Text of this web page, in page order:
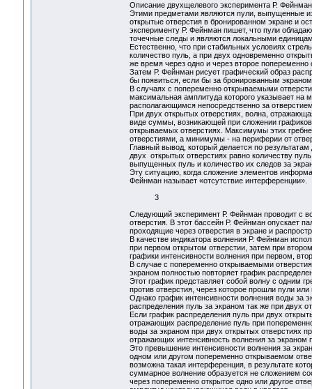
Описание двухщелевого эксперимента Р.
Этими предметами являются пули, выпущенные
открытые отверстия в бронированном экране и
эксперименту Р. Фейнман пишет, что пули
точечные следы и являются локальными
Естественно, что при стабильных условиях
количество пуль, а при двух одновременно
же время через одно и через второе
Затем Р. Фейнман рисует графический образ
бы появиться, если бы за бронированным
В случаях с попеременно открываемыми
максимальная амплитуда которого указывает на
располагающимся непосредственно за
При двух открытых отверстиях, волна,
виде суммы, возникающей при сложении
открываемых отверстиях. Максимумы этих
отверстиями, а минимумы - на периферии от
Главный вывод, который делается по
двух открытых отверстиях равно количеству
выпущенных пуль и количество их следов за
Эту ситуацию, когда сложение элементов
Фейнман называет «отсутствие
3
Следующий эксперимент Р. Фейнман проводит с
отверстия. В этот бассейн Р. Фейнман опускает
проходящие через отверстия в экране и
В качестве индикатора волнения Р. Фейнман
при первом открытом отверстии, затем при
графики интенсивности волнения при первом,
В случае с попеременно открываемыми
экраном полностью повторяет график
Этот график представляет собой волну с одним
против отверстия, через которое прошли пули
Однако график интенсивности волнения воды за
распределения пуль за экраном так же при двух
Если график распределения пуль при двух
отражающих распределение пуль при
воды за экраном при двух открытых отверстиях
отражающих интенсивность волнения за
Это превышение интенсивности волнения за
одном или другом попеременно открываемом
возможна такая интерференция, в результате
суммарное волнение образуется не сложением
через попеременно открытое одно или другое